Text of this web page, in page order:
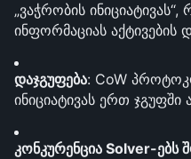
„ვაჭრობის
ინფორმაციას აქტივების
დაჯგუფება: CoW
ინიციატივას ერთ ჯგუფში
კონკურენცია Solver-ებს